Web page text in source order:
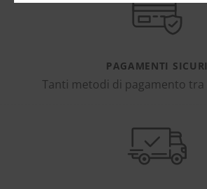
PAGAMENTI SICURI
Tanti metodi di pagamento tra